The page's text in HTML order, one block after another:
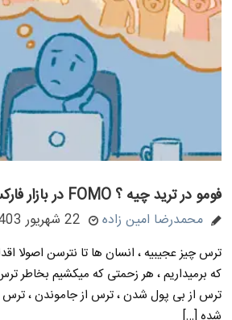
فومو در ترید چیه ؟ FOMO در بازار فارکس و کریپتو
محمدرضا امین زاده 22 شهریور 1403
ترس چیز عجیبیه ، انسان ها تا نترسن اصولا
که برمیداریم ، هر زحمتی که میکشیم بخاطر
ترس از بی پول شدن ، ترس از جاموندن ،